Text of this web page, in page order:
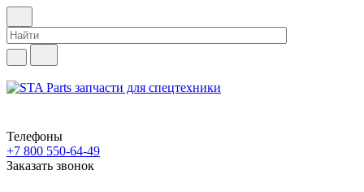
Телефоны
+7 800 550-64-49
Заказать звонок